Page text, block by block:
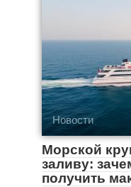
Новости
Морской
заливу:
получить